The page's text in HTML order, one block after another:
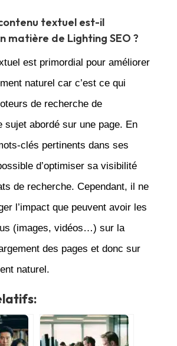
textuel est-il
matière de Lighting SEO ?
est primordial pour améliorer
naturel car c’est ce qui
de recherche de
sujet abordé sur une page. En
clés pertinents dans ses
d’optimiser sa visibilité
de recherche. Cependant, il ne
l’impact que peuvent avoir les
(images, vidéos…) sur la
des pages et donc sur
naturel.